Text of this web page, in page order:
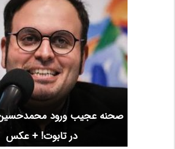
صحنه عجیب ورود
در تابوت! + عکس